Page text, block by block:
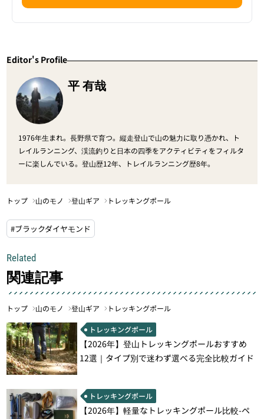
Editor's Profile
平 有哉
1976年生まれ。長野県で育つ。縦走登山で山の魅力に取り憑かれ、ト
レイルランニング、渓流釣りと日本の四季をアクティビティをフィルタ
ーに楽しんでいる。登山歴12年、トレイルランニング歴8年。
トップ 山のモノ 登山ギア トレッキングポール
#ブラックダイヤモンド
Related
関連記事
トップ 山のモノ 登山ギア トレッキングポール
トレッキングポール
【2026年】登山トレッキングポールおすすめ
12選｜タイプ別で迷わず選べる完全比較ガイド
トレッキングポール
【2026年】軽量なトレッキングポール比較-ペ